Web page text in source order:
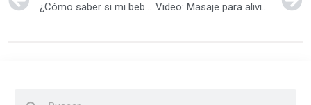
¿Cómo saber si mi bebé escucha bien? Video: Masaje para aliviar los cólicos del bebé